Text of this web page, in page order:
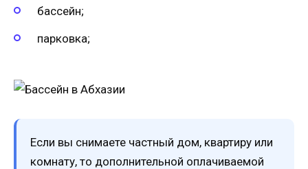
бассейн;
парковка;
Если вы снимаете частный дом, квартиру или
комнату, то дополнительной оплачиваемой